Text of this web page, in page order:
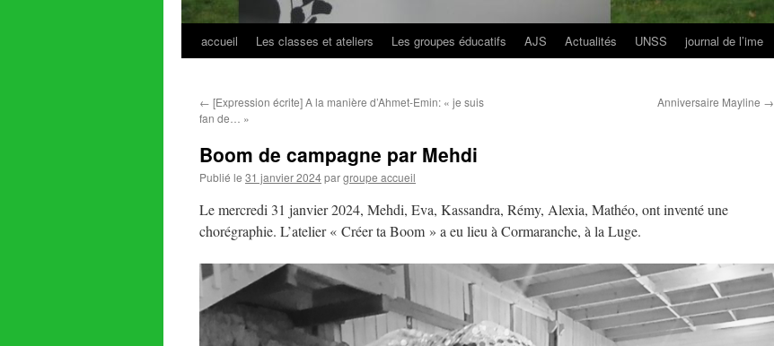
Aller
contenu
accueil Les classes et ateliers Les groupes éducatifs AJS Actualités UNSS journal de l’ime
← [Expression écrite] A la manière d’Ahmet-Emin: « je suis
fan de… »
Anniversaire Mayline →
Boom de campagne par Mehdi
Publié le 31 janvier 2024pargroupe accueil
Le mercredi 31 janvier 2024, Mehdi, Eva, Kassandra, Rémy, Alexia, Mathéo, ont inventé une
chorégraphie. L’atelier « Créer ta Boom » a eu lieu à Cormaranche, à la Luge.